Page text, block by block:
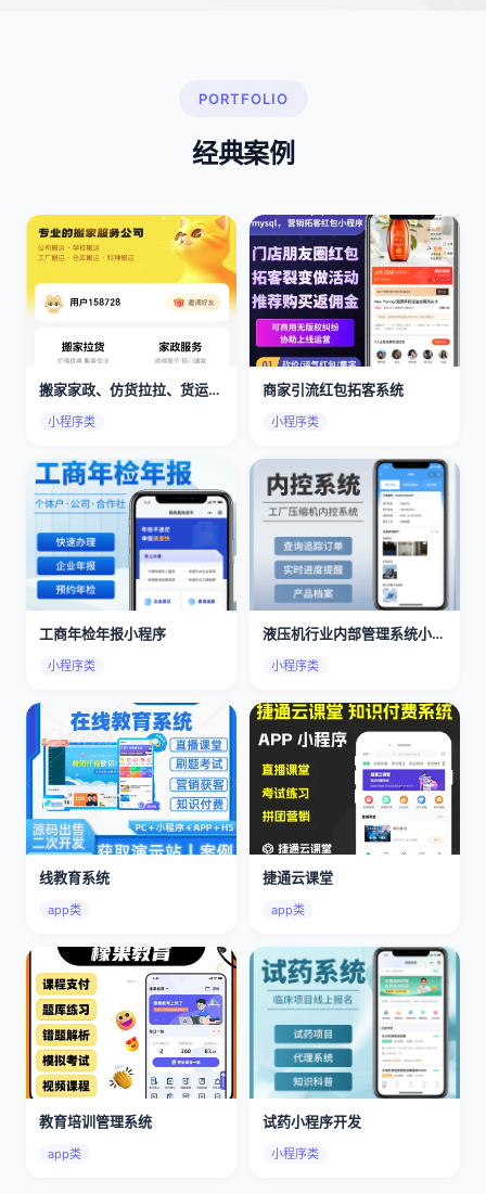
PORTFOLIO
经典案例
搬家家政、仿货拉拉、货运搬家、搬家小程序app
小程序类
商家引流红包拓客系统
小程序类
工商年检年报小程序
小程序类
液压机行业内部管理系统小程序
小程序类
线教育系统
app类
捷通云课堂
app类
教育培训管理系统
app类
试药小程序开发
小程序类